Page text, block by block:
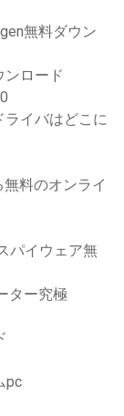
無料ダウン
ンロード
イバはどこに
料のオンライ
パイウェア無
ター究極
pc